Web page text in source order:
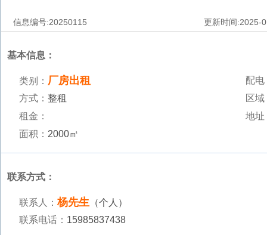
信息编号:20250115 更新时间:2025-
基本信息：
类别： 厂房出租
配电
方式： 整租
区域
租金：
地址
面积： 2000㎡
联系方式：
联系人：杨先生 （个人）
联系电话： 15985837438